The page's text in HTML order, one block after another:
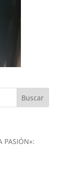
PASIÓN»: